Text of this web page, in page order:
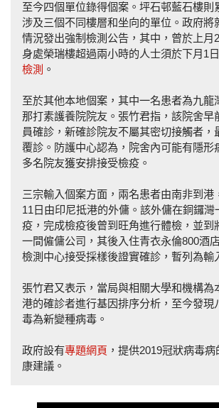
至今四個單位錄得個案。坪石邨藍石樓則
涉及三個不同樓層和坐向的單位。政府將
情況發出強制檢測公告，其中，曾於上月
身處榮瑞樓超過兩小時的人士須於下月1
檢測 。
至於其他本地個案，其中一名患者為九龍
那打素護養院院友。張竹君指，該院舍早
員確診，新確診院友不屬其密切接觸者，
覆診。防護中心認為，院舍內可能有隱形
多名院友獲安排接受檢疫。
三宗輸入個案方面，兩名患者由南非到港
11日由印尼抵港的外傭。該外傭在銅鑼灣
疫，完成檢疫後曾到旺角進行體檢，並到
一間僱傭公司，其後入住青衣永倫800酒
檢測中心接受採樣後證實確診，暫列為輸
張竹君又表示，當局與相關大學和機構為
港的確診者進行基因排序分析，至今發現
毒為新變種病毒。
政府設有專題網頁 ，提供2019冠狀病毒
康建議。